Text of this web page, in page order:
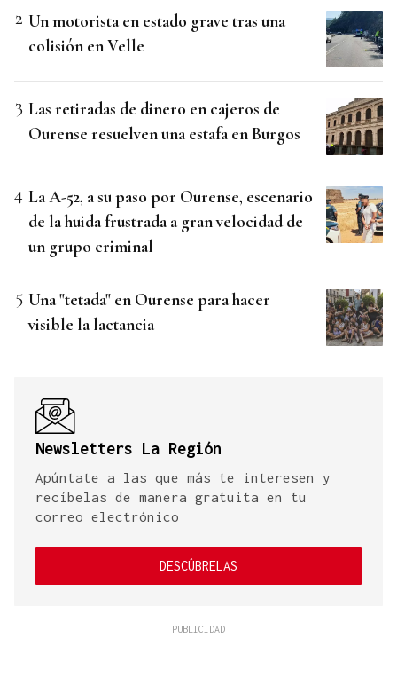
Un motorista en estado grave tras una
colisión en Velle
Las retiradas de dinero en cajeros de
Ourense resuelven una estafa en Burgos
La A-52, a su paso por Ourense, escenario
de la huida frustrada a gran velocidad de
un grupo criminal
Una "tetada" en Ourense para hacer
visible la lactancia
Newsletters La Región
Apúntate a las que más te interesen y
recíbelas de manera gratuita en tu
correo electrónico
DESCÚBRELAS